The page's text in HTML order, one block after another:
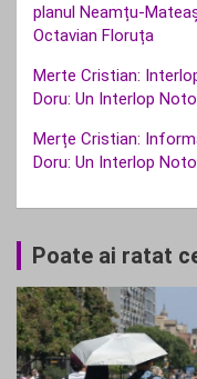
planul Neamțu-
Octavian Floruța
Merte Cristian:
Doru: Un Interlop
Merțe Cristian:
Doru: Un Interlop
Poate ai ratat